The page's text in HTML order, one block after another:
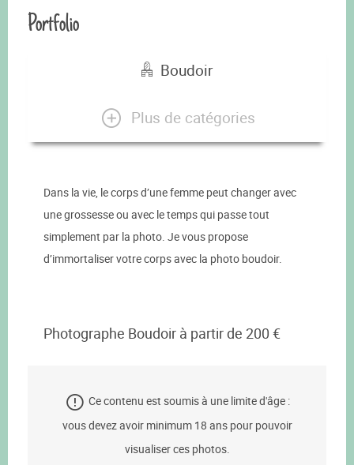
Portfolio
Boudoir
Plus de catégories
Dans la vie, le corps d’une femme peut changer avec
une grossesse ou avec le temps qui passe tout
simplement par la photo. Je vous propose
d’immortaliser votre corps avec la photo boudoir.
Photographe Boudoir à partir de 200 €
Ce contenu est soumis à une limite d'âge :
vous devez avoir minimum 18 ans pour pouvoir
visualiser ces photos.